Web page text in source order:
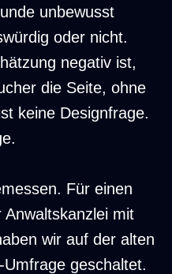
unbewusst
oder nicht.
negativ ist,
die Seite, ohne
keine Designfrage.
Für einen
mit
wir auf der alten
geschaltet.